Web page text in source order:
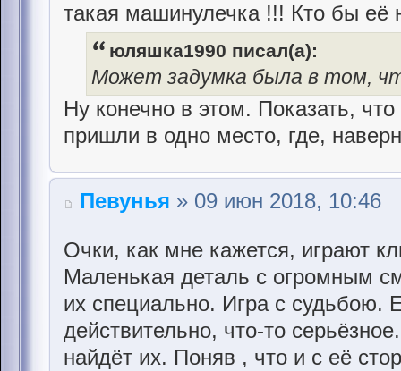
такая машинулечка !!! Кто бы её
юляшка1990 писал(а):
Может задумка была в том,
Ну конечно в этом. Показать,
пришли в одно место, где,
Певунья » 09 июн 2018, 10:46
Очки, как мне кажется, играют
Маленькая деталь с огромным
их специально. Игра с судьбою.
действительно, что-то
найдёт их. Поняв , что и с её